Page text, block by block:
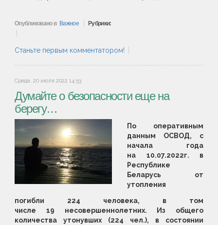
Опубликовано в Важное Рубрики:
Станьте первым комментатором!
Среда, 20 июля 2022 14:53
Думайте о безопасности еще на
берегу…
По оперативным
данным ОСВОД, с
начала года
на 10.07.2022г. в
Республике
Беларусь от
утопления
погибли 224 человека, в том
числе 19 несовершеннолетних. Из общего
количества утонувших (224 чел.), в состоянии